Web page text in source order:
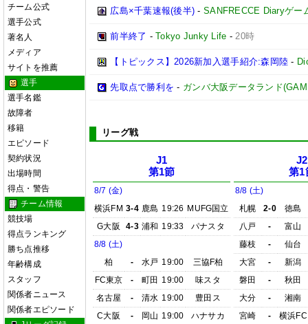
チーム公式
選手公式
著名人
メディア
サイトを推薦
選手
選手名鑑
故障者
移籍
エピソード
契約状況
出場時間
得点・警告
チーム情報
競技場
得点ランキング
勝ち点推移
年齢構成
スタッフ
関係者ニュース
関係者エピソード
広島×千葉速報(後半) -SANFRECCE Diaryゲー
前半終了 -Tokyo Junky Life -20時
【トピックス】2026新加入選手紹介:森岡陸 -
先取点で勝利を - ガンバ大阪データランド
リーグ戦
J1
第1節
8/7 (金)
横浜FM 3-4 鹿島 19:26 MUFG国立
G大阪
4-3 浦和 19:33
パナスタ
8/8 (土)
柏
- 水戸 19:00
三協F柏
FC東京
- 町田 19:00
味スタ
名古屋
- 清水 19:00
豊田ス
C大阪
- 岡山 19:00
ハナサカ
J2
第1
8/8 (土)
札幌
2-0
徳島
八戸
-
富山
藤枝
-
仙台
大宮
-
新潟
磐田
-
秋田
大分
-
湘南
宮崎
-
横浜FC